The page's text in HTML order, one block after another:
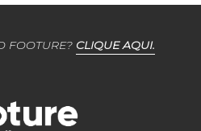
FOOTURE? CLIQUE AQUI.